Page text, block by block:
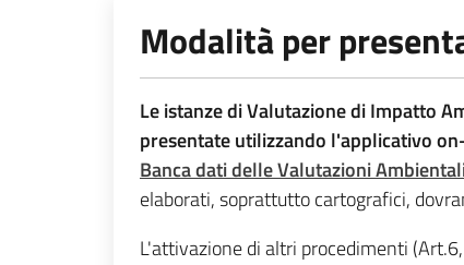
Modalità per
Le istanze di Valutazione di Impatto
presentate utilizzando l'applicativo
Banca dati delle Valutazioni
elaborati, soprattutto cartografici,
L'attivazione di altri procedimenti